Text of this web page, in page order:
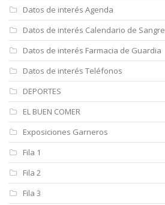
Datos de interés Agenda
Datos de interés Calendario de Sangre
Datos de interés Farmacia de Guardia
Datos de interés Teléfonos
DEPORTES
EL BUEN COMER
Exposiciones Garneros
Fila 1
Fila 2
Fila 3